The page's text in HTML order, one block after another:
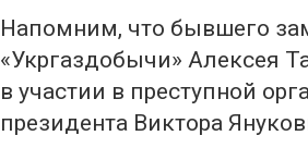
Напомним, что бывшего
«Укргаздобычи» Алексея
в участии в преступной
президента Виктора